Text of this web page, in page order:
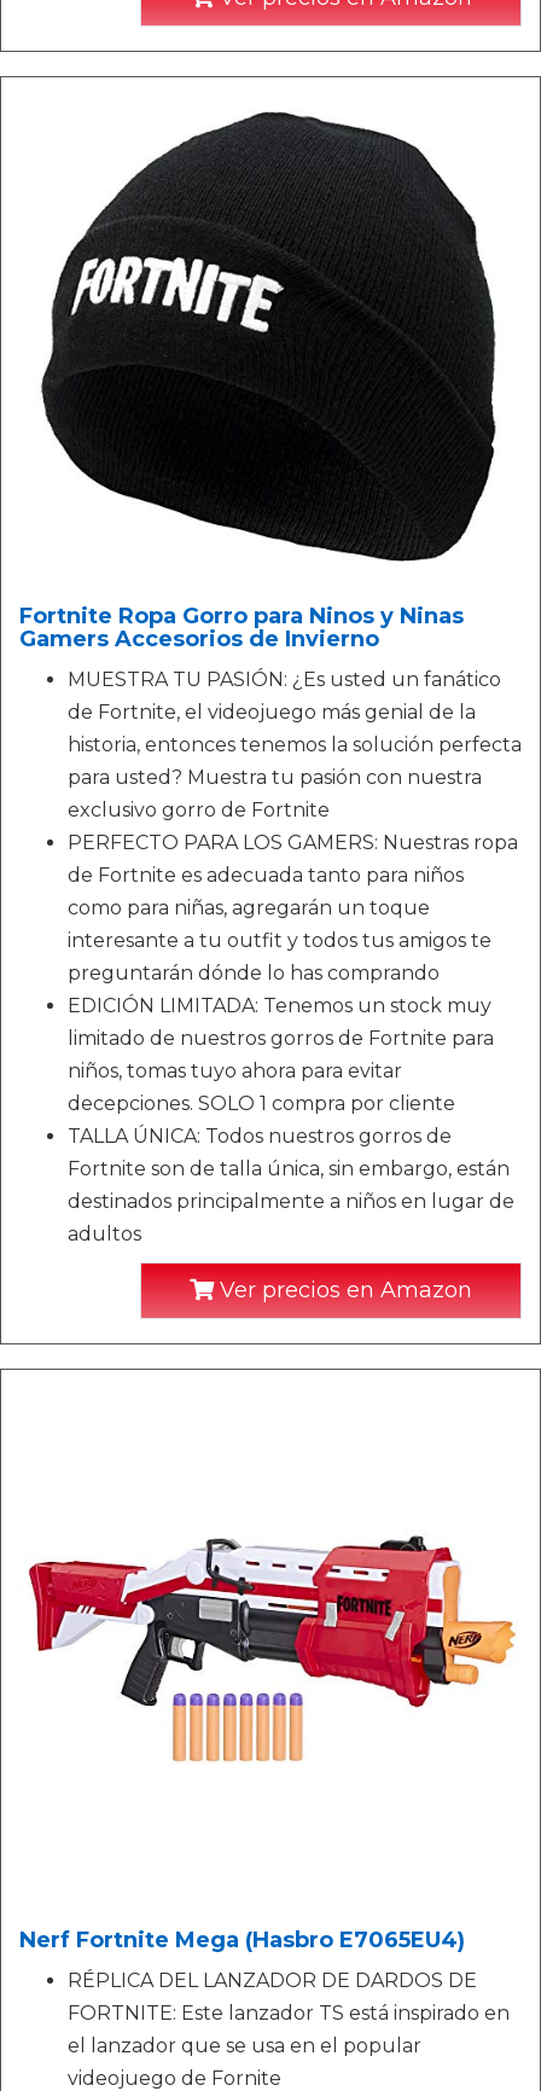
Fortnite Ropa Gorro para Ninos y Ninas
Gamers Accesorios de Invierno
MUESTRA TU PASIÓN: ¿Es usted un fanático
de Fortnite, el videojuego más genial de la
historia, entonces tenemos la solución perfecta
para usted? Muestra tu pasión con nuestra
exclusivo gorro de Fortnite
PERFECTO PARA LOS GAMERS: Nuestras ropa
de Fortnite es adecuada tanto para niños
como para niñas, agregarán un toque
interesante a tu outfit y todos tus amigos te
preguntarán dónde lo has comprando
EDICIÓN LIMITADA: Tenemos un stock muy
limitado de nuestros gorros de Fortnite para
niños, tomas tuyo ahora para evitar
decepciones. SOLO 1 compra por cliente
TALLA ÚNICA: Todos nuestros gorros de
Fortnite son de talla única, sin embargo, están
destinados principalmente a niños en lugar de
adultos
Ver precios en Amazon
Nerf Fortnite Mega (Hasbro E7065EU4)
RÉPLICA DEL LANZADOR DE DARDOS DE
FORTNITE: Este lanzador TS está inspirado en
el lanzador que se usa en el popular
videojuego de Fornite